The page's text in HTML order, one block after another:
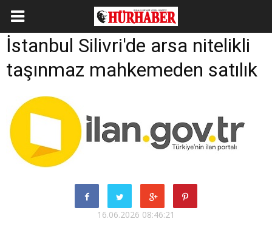
İstanbul Silivri'de arsa nitelikli
taşınmaz mahkemeden satılık
16.06.2026 08:46:21